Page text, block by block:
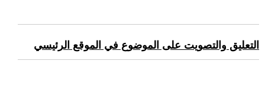
التعليق والتصويت على الموضوع في الموقع الرئيسي